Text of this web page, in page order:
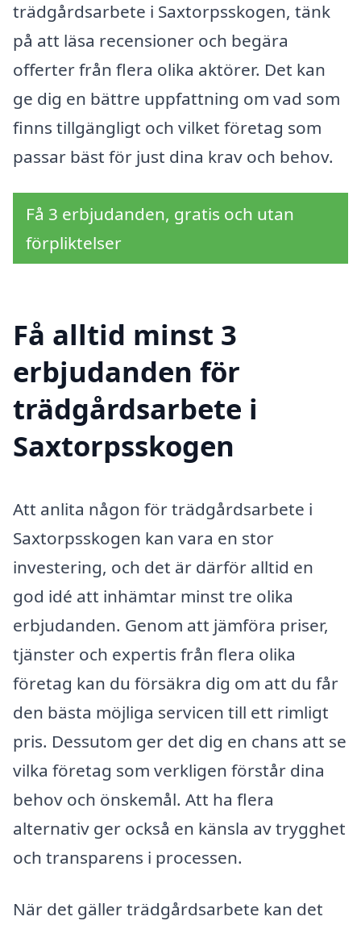
trädgårdsarbete i Saxtorpsskogen, tänk
på att läsa recensioner och begära
offerter från flera olika aktörer. Det kan
ge dig en bättre uppfattning om vad som
finns tillgängligt och vilket företag som
passar bäst för just dina krav och behov.
Få 3 erbjudanden, gratis och utan
förpliktelser
Få alltid minst 3
erbjudanden för
trädgårdsarbete i
Saxtorpsskogen
Att anlita någon för trädgårdsarbete i
Saxtorpsskogen kan vara en stor
investering, och det är därför alltid en
god idé att inhämtar minst tre olika
erbjudanden. Genom att jämföra priser,
tjänster och expertis från flera olika
företag kan du försäkra dig om att du får
den bästa möjliga servicen till ett rimligt
pris. Dessutom ger det dig en chans att se
vilka företag som verkligen förstår dina
behov och önskemål. Att ha flera
alternativ ger också en känsla av trygghet
och transparens i processen.
När det gäller trädgårdsarbete kan det